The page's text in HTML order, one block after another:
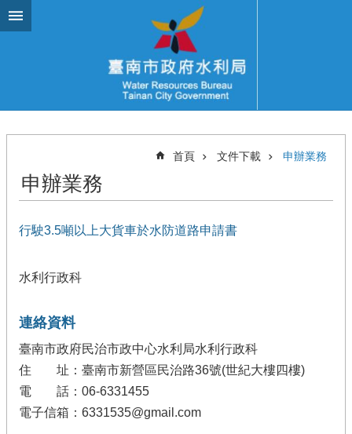
跳到主要內容區塊
首頁 文件下載 申辦業務
申辦業務
行駛3.5噸以上大貨車於水防道路申請書
水利行政科
連絡資料
臺南市政府民治市政中心水利局水利行政科
住 址：臺南市新營區民治路36號(世紀大樓四樓)
電 話：06-6331455
電子信箱：6331535@gmail.com